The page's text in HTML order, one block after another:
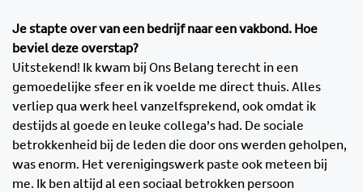
Je stapte over van een bedrijf naar een vakbond. Hoe
beviel deze overstap?
Uitstekend! Ik kwam bij Ons Belang terecht in een
gemoedelijke sfeer en ik voelde me direct thuis. Alles
verliep qua werk heel vanzelfsprekend, ook omdat ik
destijds al goede en leuke collega’s had. De sociale
betrokkenheid bij de leden die door ons werden geholpen,
was enorm. Het verenigingswerk paste ook meteen bij
me. Ik ben altijd al een sociaal betrokken persoon